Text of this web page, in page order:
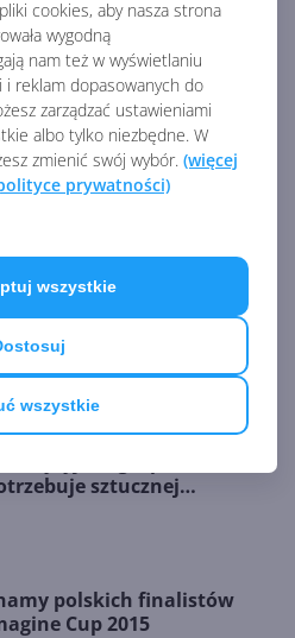
cookies, aby nasza strona
wygodną
nam też w wyświetlaniu
reklam dopasowanych do
zarządzać ustawieniami
albo tylko niezbędne. W
zmienić swój wybór. (więcej
prywatności)
wszystkie
wszystkie
RELACJE Z
VOL. 2 - śledź
w relacji na żywo!
Windows Lite i CoreOS
poczekamy? Co
pokaże na Build
otwiera akademię
sztucznej
polskich finalistów
Cup 2015